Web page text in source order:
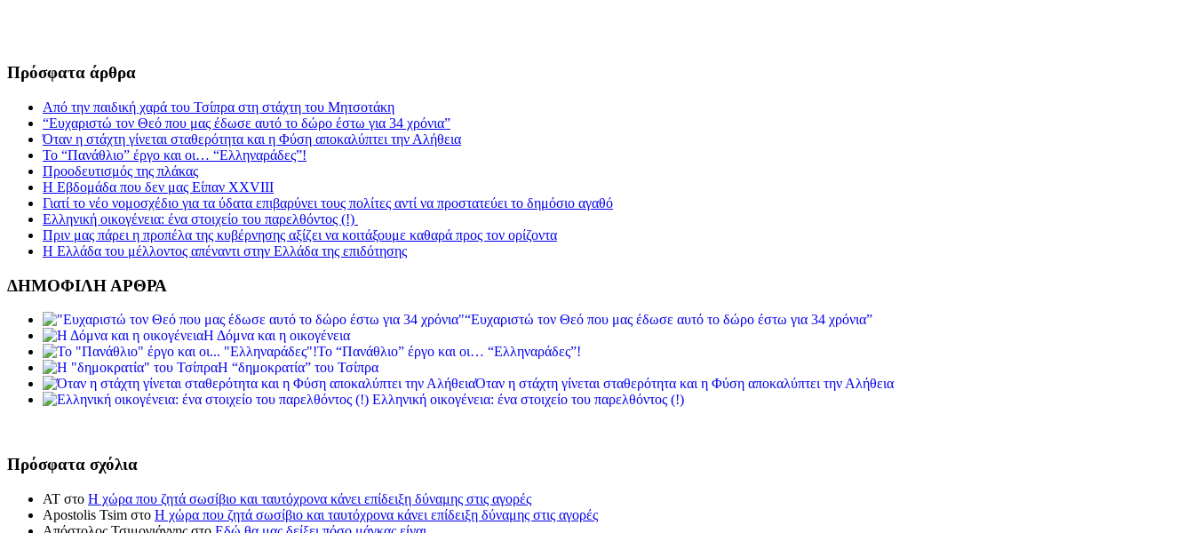
Πρόσφατα άρθρα
Από την παιδική χαρά του Τσίπρα στη στάχτη του Μητσοτάκη
“Ευχαριστώ τον Θεό που μας έδωσε αυτό το δώρο έστω για 34 χρόνια”
Όταν η στάχτη γίνεται σταθερότητα και η Φύση αποκαλύπτει την Αλήθεια
Το “Πανάθλιο” έργο και οι… “Ελληναράδες”!
Προοδευτισμός της πλάκας
Η Εβδομάδα που δεν μας Είπαν XXVIII
Γιατί το νέο νομοσχέδιο για τα ύδατα επιβαρύνει τους πολίτες αντί να προστατεύει το δημόσιο αγαθό
Ελληνική οικογένεια: ένα στοιχείο του παρελθόντος (!)
Πριν μας πάρει η προπέλα της κυβέρνησης αξίζει να κοιτάξουμε καθαρά προς τον ορίζοντα
Η Ελλάδα του μέλλοντος απέναντι στην Ελλάδα της επιδότησης
ΔΗΜΟΦΙΛΗ ΑΡΘΡΑ
“Ευχαριστώ τον Θεό που μας έδωσε αυτό το δώρο έστω για 34 χρόνια”
Η Δόμνα και η οικογένεια
Το “Πανάθλιο” έργο και οι… “Ελληναράδες”!
Η “δημοκρατία” του Τσίπρα
Όταν η στάχτη γίνεται σταθερότητα και η Φύση αποκαλύπτει την Αλήθεια
Ελληνική οικογένεια: ένα στοιχείο του παρελθόντος (!)
Πρόσφατα σχόλια
ΑΤ στο Η χώρα που ζητά σωσίβιο και ταυτόχρονα κάνει επίδειξη δύναμης στις αγορές
Apostolis Tsim στο Η χώρα που ζητά σωσίβιο και ταυτόχρονα κάνει επίδειξη δύναμης στις αγορές